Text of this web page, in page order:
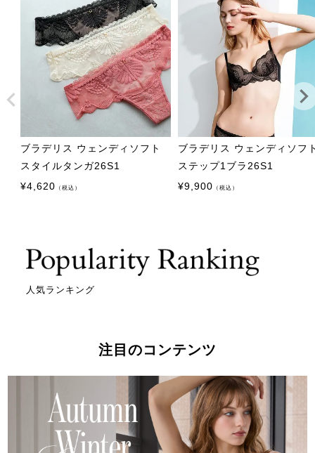
ブラデリス ウェンディソフト
スタイルタンガ26S1
¥4,620 （税込）
ブラデリス ウェンディソフ
ステップ1ブラ26S1
¥9,900 （税込）
人気ランキング
注目のコンテンツ